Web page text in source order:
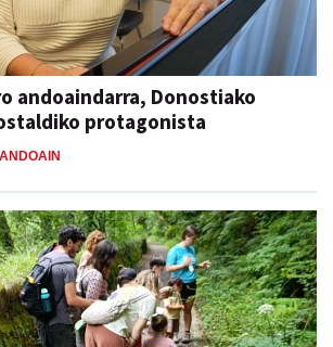
andoaindarra, Donostiako
protagonista
ANDOAIN